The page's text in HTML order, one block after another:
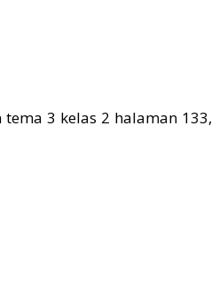
3 kelas 2 halaman 133,